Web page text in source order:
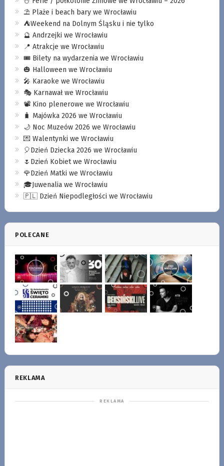
⛱️ Plaże i beach bary we Wrocławiu
⛺️Weekend na Dolnym Śląsku i nie tylko
🔮 Andrzejki we Wrocławiu
📍 Atrakcje we Wrocławiu
🎟️ Bilety na wydarzenia we Wrocławiu
🎃 Halloween we Wrocławiu
🎤 Karaoke we Wrocławiu
🎭 Karnawał we Wrocławiu
📽️ Kino plenerowe we Wrocławiu
🧳 Majówka 2026 we Wrocławiu
🌙 Noc Muzeów 2026 we Wrocławiu
💌 Walentynki we Wrocławiu
🎈Dzień Dziecka 2026 we Wrocławiu
🌷Dzień Kobiet we Wrocławiu
🌹Dzień Matki we Wrocławiu
🎓Juwenalia we Wrocławiu
🇵🇱 Dzień Niepodległości we Wrocławiu
POLECANE
REKLAMA